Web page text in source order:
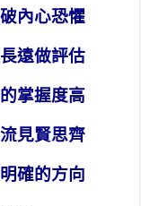
內心恐懼
遠做評估
掌握度高
見賢思齊
確的方向